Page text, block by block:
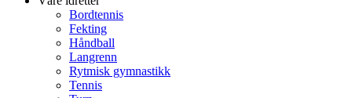
Bordtennis
Fekting
Håndball
Langrenn
Rytmisk gymnastikk
Tennis